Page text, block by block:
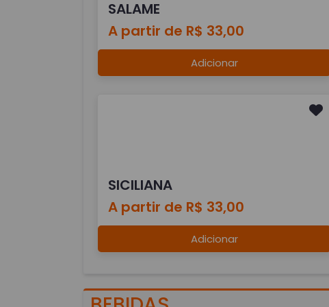
SALAME
A partir de R$ 33,00
Adicionar
SICILIANA
A partir de R$ 33,00
Adicionar